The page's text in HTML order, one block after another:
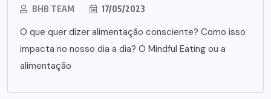
BHB TEAM 17/05/2023
O que quer dizer alimentação consciente? Como isso
impacta no nosso dia a dia? O Mindful Eating ou a
alimentação